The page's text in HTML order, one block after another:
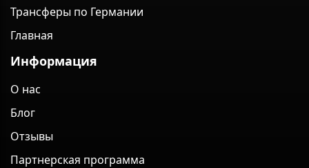
Трансферы по Германии
Главная
Информация
О нас
Блог
Отзывы
Партнерская программа